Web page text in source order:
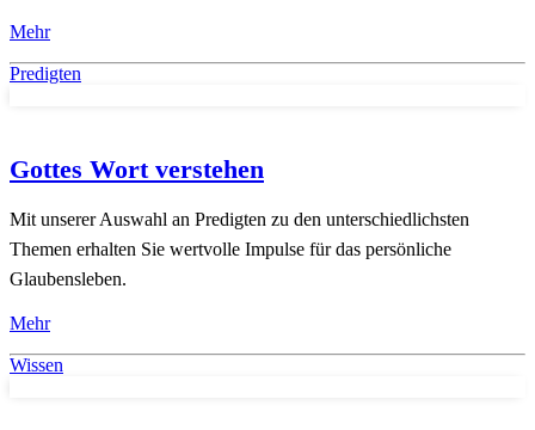
Mehr
Predigten
Gottes Wort verstehen
Mit unserer Auswahl an Predigten zu den unterschiedlichsten
Themen erhalten Sie wertvolle Impulse für das persönliche
Glaubensleben.
Mehr
Wissen